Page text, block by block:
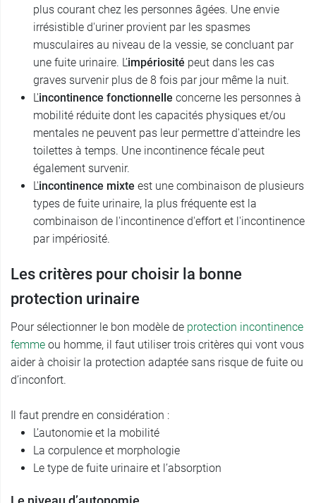
plus courant chez les personnes âgées. Une envie
irrésistible d'uriner provient par les spasmes
musculaires au niveau de la vessie, se concluant par
une fuite urinaire. L’impériosité peut dans les cas
graves survenir plus de 8 fois par jour même la nuit.
L'incontinence fonctionnelle concerne les personnes à
mobilité réduite dont les capacités physiques et/ou
mentales ne peuvent pas leur permettre d'atteindre les
toilettes à temps. Une incontinence fécale peut
également survenir.
L'incontinence mixte est une combinaison de plusieurs
types de fuite urinaire, la plus fréquente est la
combinaison de l'incontinence d'effort et l'incontinence
par impériosité.
Les critères pour choisir la bonne
protection urinaire
Pour sélectionner le bon modèle de protection incontinence
femme ou homme, il faut utiliser trois critères qui vont vous
aider à choisir la protection adaptée sans risque de fuite ou
d’inconfort.
Il faut prendre en considération :
L’autonomie et la mobilité
La corpulence et morphologie
Le type de fuite urinaire et l’absorption